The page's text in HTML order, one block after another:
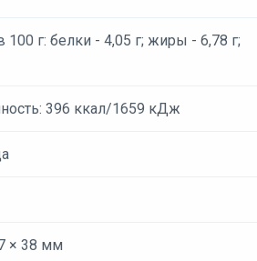
г: белки - 4,05 г; жиры - 6,78 г;
396 ккал/1659 кДж
× 38 мм